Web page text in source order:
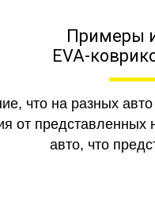
Примеры
EVA-
что на разных
от
авто, что